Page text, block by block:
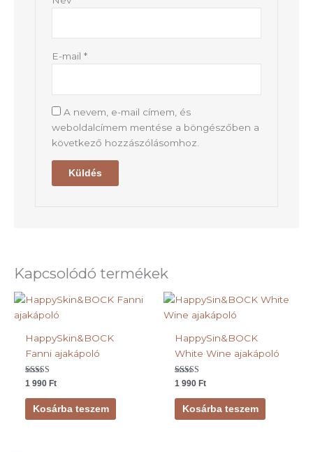
E-mail *
A nevem, e-mail címem, és
weboldalcímem mentése a böngészőben a
következő hozzászólásomhoz.
Kapcsolódó termékek
HappySkin&BOCK
Fanni ajakápoló
Értékelés:
/ 5
1 990 Ft
Kosárba teszem
HappySin&BOCK
White Wine ajakápoló
Értékelés:
/ 5
1 990 Ft
Kosárba teszem